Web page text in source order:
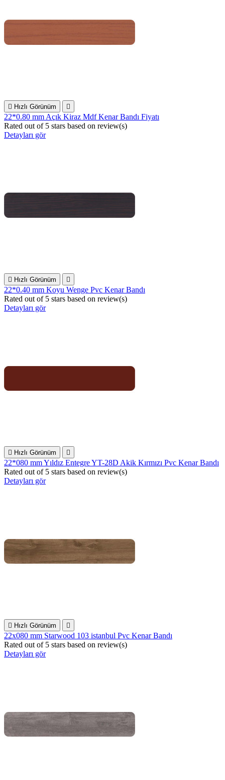
 Hızlı Görünüm 
22*0.80 mm Açık Kiraz Mdf Kenar Bandı Fiyatı
Rated out of 5 stars based on review(s)
Detayları gör
 Hızlı Görünüm 
22*0.40 mm Koyu Wenge Pvc Kenar Bandı
Rated out of 5 stars based on review(s)
Detayları gör
 Hızlı Görünüm 
22*080 mm Yıldız Entegre YT-28D Akik Kırmızı Pvc Kenar Bandı
Rated out of 5 stars based on review(s)
Detayları gör
 Hızlı Görünüm 
22x080 mm Starwood 103 istanbul Pvc Kenar Bandı
Rated out of 5 stars based on review(s)
Detayları gör